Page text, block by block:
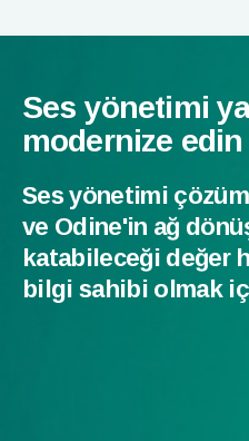
Ses yönetimi
modernize edin
Ses yönetimi
ve Odine'in ağ
katabileceği değer
bilgi sahibi olmak